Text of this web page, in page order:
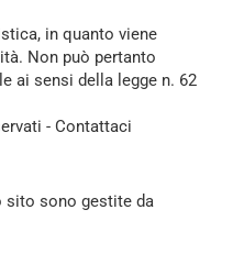
in quanto viene
Non può pertanto
ai sensi della legge n. 62
- Contattaci
sito sono gestite da